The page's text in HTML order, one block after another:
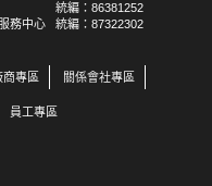
務中心
統編：86381252
統編：87322302
商專區 關係會社專區
員工專區